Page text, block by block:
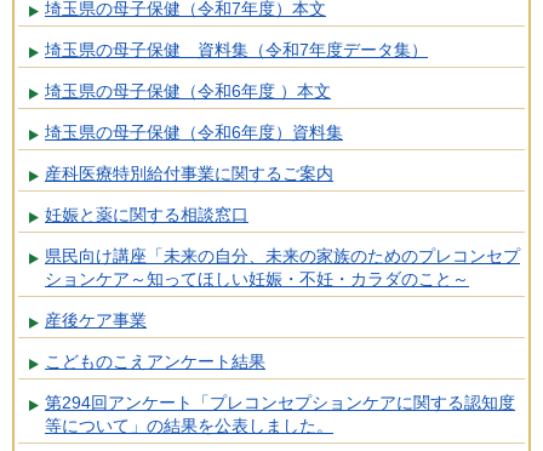
埼玉県の母子保健（令和7年度）本文
埼玉県の母子保健 資料集（令和7年度データ集）
埼玉県の母子保健（令和6年度 ）本文
埼玉県の母子保健（令和6年度）資料集
産科医療特別給付事業に関するご案内
妊娠と薬に関する相談窓口
県民向け講座「未来の自分、未来の家族のためのプレコンセプ
ションケア～知ってほしい妊娠・不妊・カラダのこと～
産後ケア事業
こどものこえアンケート結果
第294回アンケート「プレコンセプションケアに関する認知度
等について」の結果を公表しました。